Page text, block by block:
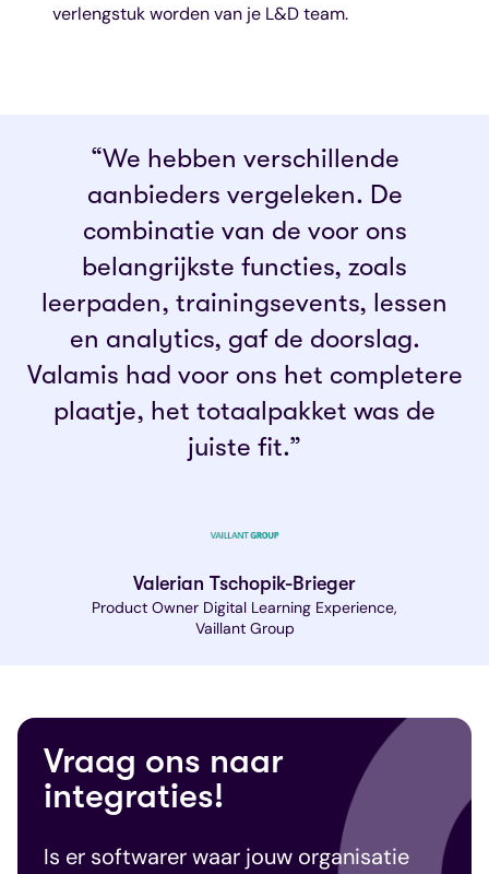
verlengstuk worden van je L&D team.
“We hebben verschillende
aanbieders vergeleken. De
combinatie van de voor ons
belangrijkste functies, zoals
leerpaden, trainingsevents, lessen
en analytics, gaf de doorslag.
Valamis had voor ons het completere
plaatje, het totaalpakket was de
juiste fit.”
Valerian Tschopik-Brieger
Product Owner Digital Learning Experience,
Vaillant Group
Vraag ons naar
integraties!
Is er softwarer waar jouw organisatie